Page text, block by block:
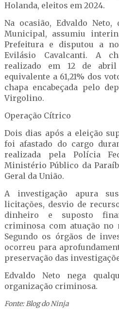
Holanda, eleitos em 2024.
Na ocasião, Edvaldo
Municipal, assumiu
Prefeitura e disputou a
Evilásio Cavalcanti. A
realizado em 12 de
equivalente a 61,21% dos
chapa encabeçada pelo
Virgolino.
Operação Cítrico
Dois dias após a eleição
foi afastado do cargo
realizada pela Polícia
Ministério Público da
Geral da União.
A investigação apura
licitações, desvio de
dinheiro e suposto
criminosa com atuação no
Segundo os órgãos de
ocorreu para
preservação das
Edvaldo Neto nega
organização criminosa.
Fonte: Blog do Ninja